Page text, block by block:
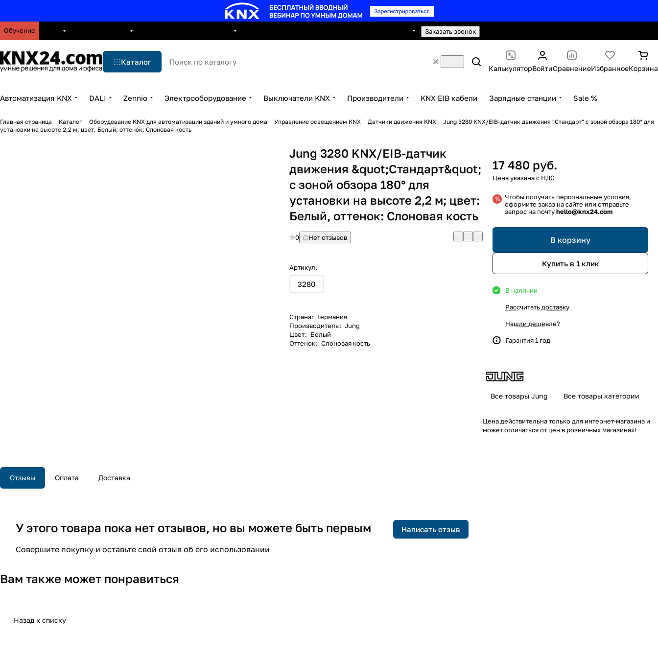
Обучение Заказать звонок
Каталог
КалькуляторВойтиСравнениеИзбранноеКорзина
Автоматизация KNX DALI Zennio Электрооборудование Выключатели KNX Производители KNX EIB кабели Зарядные станции Sale %
Главная страница Каталог Оборудование KNX для автоматизации зданий и умного дома Управление освещением KNX Датчики движения KNX
Jung 3280 KNX/EIB-датчик движения "Стандарт" с зоной обзора 180° для
установки на высоте 2,2 м; цвет: Белый, оттенок: Слоновая кость
Jung 3280 KNX/EIB-датчик
движения &quot;Стандарт&quot;
с зоной обзора 180° для
установки на высоте 2,2 м; цвет:
Белый, оттенок: Слоновая кость
0 Нет отзывов
Артикул:
3280
Страна: Германия
Производитель: Jung
Цвет: Белый
Оттенок: Слоновая кость
17 480 руб.
Чтобы получить персональные условия,
оформите заказ на сайте или отправьте
запрос на почтуhello@knx24.com
В корзину
Купить в 1 клик
В наличии
Рассчитать доставку
Нашли дешевле?
Гарантия 1 год
Все товары Jung Все товары категории
Цена действительна только для интернет-магазина и
может отличаться от цен в розничных магазинах!
Отзывы Оплата Доставка
У этого товара пока нет отзывов, но вы можете быть первым
Совершите покупку и оставьте свой отзыв об его использовании
Написать отзыв
Вам также может понравиться
Назад к списку